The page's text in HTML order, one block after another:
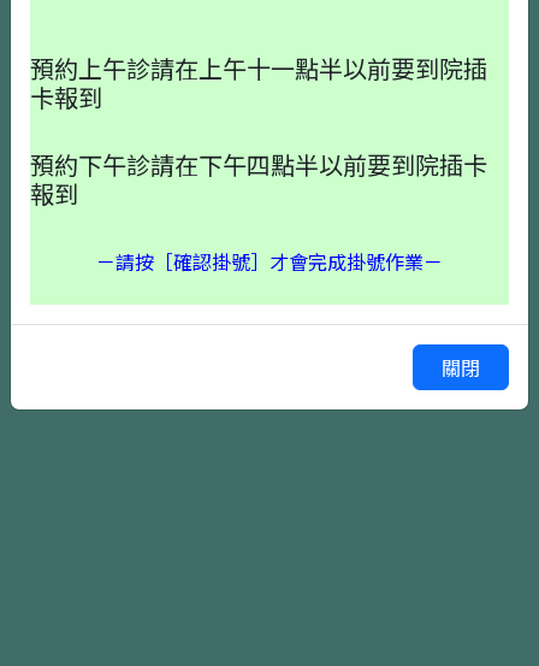
確認掛號 上一頁
預約上午診請在上午十一點半以前要到院插
卡報到
預約下午診請在下午四點半以前要到院插卡
報到
－請按［確認掛號］才會完成掛號作業－
關閉